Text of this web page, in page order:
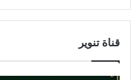
قناة تنوير